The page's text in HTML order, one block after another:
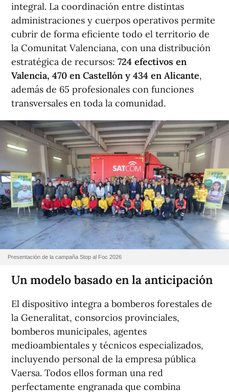
integral. La coordinación entre distintas
administraciones y cuerpos operativos permite
cubrir de forma eficiente todo el territorio de
la Comunitat Valenciana, con una distribución
estratégica de recursos: 724 efectivos en
Valencia, 470 en Castellón y 434 en Alicante,
además de 65 profesionales con funciones
transversales en toda la comunidad.
Presentación de la campaña Stop al Foc 2026
Un modelo basado en la anticipación
El dispositivo integra a bomberos forestales de
la Generalitat, consorcios provinciales,
bomberos municipales, agentes
medioambientales y técnicos especializados,
incluyendo personal de la empresa pública
Vaersa. Todos ellos forman una red
perfectamente engranada que combina